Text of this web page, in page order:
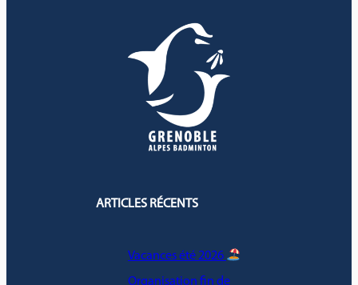
ARTICLES RÉCENTS
Vacances été 2026
Organisation fin de